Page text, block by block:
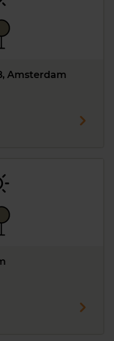
Amsterdam